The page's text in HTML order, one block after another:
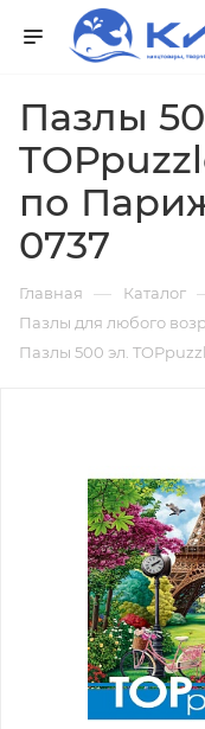
Пазлы
по
0737
Главная — Каталог
Пазлы для любого
Пазлы 500 эл.